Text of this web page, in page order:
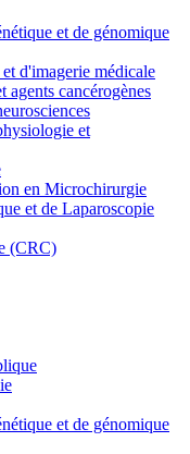
et de génomique
d'imagerie médicale
agents cancérogènes
et
en Microchirurgie
et de Laparoscopie
(CRC)
et de génomique